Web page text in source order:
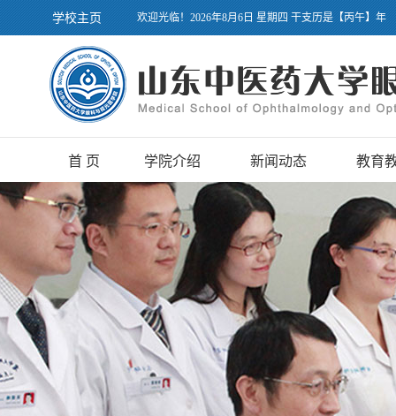
欢迎光临！2026年8月6日 星期四 干支历是【丙午】年
学校主页
首 页 学院介绍 新闻动态 教育